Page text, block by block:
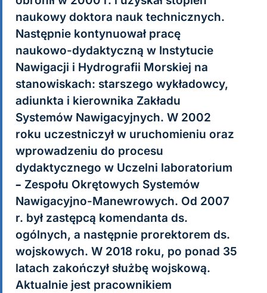
naukowy doktora nauk technicznych.
Następnie kontynuował pracę
naukowo-dydaktyczną w Instytucie
Nawigacji i Hydrografii Morskiej na
stanowiskach: starszego wykładowcy,
adiunkta i kierownika Zakładu
Systemów Nawigacyjnych. W 2002
roku uczestniczył w uruchomieniu oraz
wprowadzeniu do procesu
dydaktycznego w Uczelni laboratorium
– Zespołu Okrętowych Systemów
Nawigacyjno-Manewrowych. Od 2007
r. był zastępcą komendanta ds.
ogólnych, a następnie prorektorem ds.
wojskowych. W 2018 roku, po ponad 35
latach zakończył służbę wojskową.
Aktualnie jest pracownikiem